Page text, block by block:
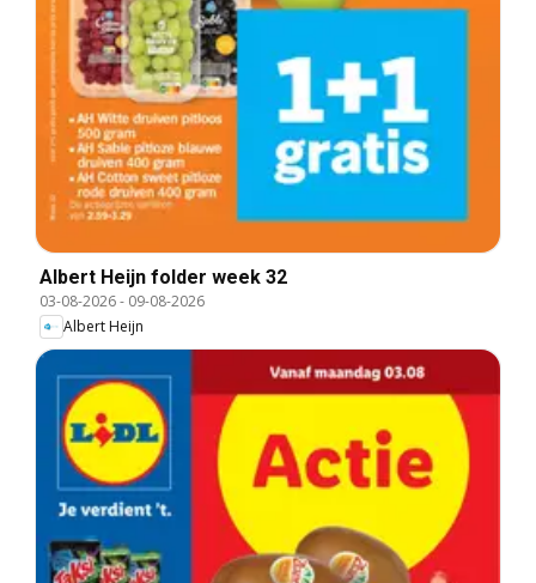
Albert Heijn folder week 32
03-08-2026- 09-08-2026
Albert Heijn